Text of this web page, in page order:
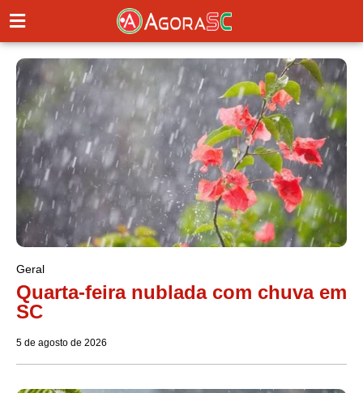
Geral
Quarta-feira nublada com chuva em
SC
5 de agosto de 2026